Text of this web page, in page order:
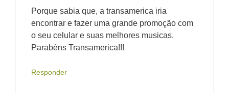
Porque sabia que, a transamerica iria
encontrar e fazer uma grande promoção com
o seu celular e suas melhores musicas.
Parabéns Transamerica!!!
Responder